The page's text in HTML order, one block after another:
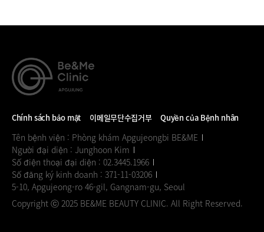
Chính sách bảo mật 이메일무단수집거부 Quyền của Bệnh nhân
Tên bệnh viện : Phòng khám Apgujeongbi BE&ME
Người đại diện : Junghoon Kim
Số điện thoại đại diện : 02.3445.1966
Số đăng ký kinh doanh : 371-11-03206
5-10, Apgujeong-ro 46-gil, Gangnam-gu, Seoul
Copyright ⓒ 2025 BE&ME BEAUTY CLINIC. All Right Reserved.